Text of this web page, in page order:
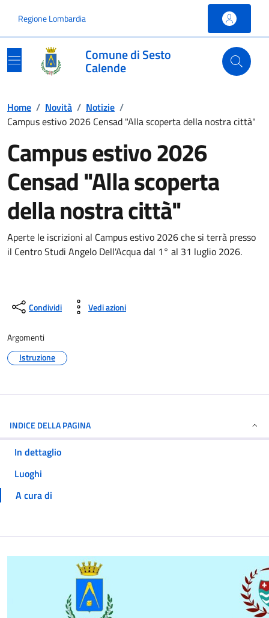
Regione Lombardia
Comune di Sesto
Calende
Home / Novità / Notizie /
Campus estivo 2026 Censad "Alla scoperta della nostra città"
Campus estivo 2026
Censad "Alla scoperta
della nostra città"
Aperte le iscrizioni al Campus estivo 2026 che si terrà presso
il Centro Studi Angelo Dell'Acqua dal 1° al 31 luglio 2026.
Condividi Vedi azioni
Argomenti
Istruzione
INDICE DELLA PAGINA
In dettaglio
Luoghi
A cura di
In dettaglio